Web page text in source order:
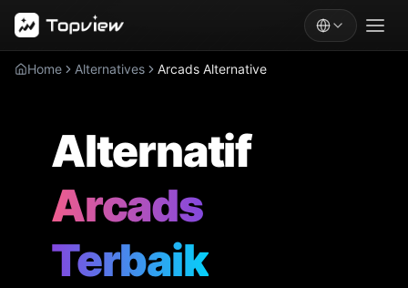
Home Alternatives Arcads Alternative
Alternatif
Arcads
Terbaik